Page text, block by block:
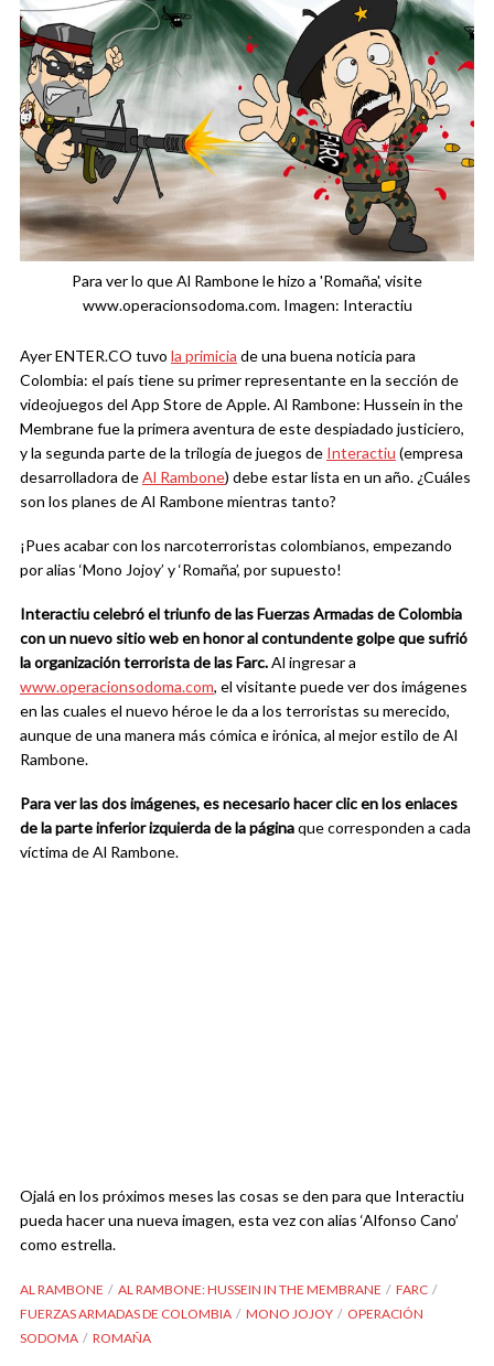
Para ver lo que Al Rambone le hizo a 'Romaña', visite
www.operacionsodoma.com. Imagen: Interactiu
Ayer ENTER.CO tuvo la primicia de una buena noticia para
Colombia: el país tiene su primer representante en la sección de
videojuegos del App Store de Apple. Al Rambone: Hussein in the
Membrane fue la primera aventura de este despiadado justiciero,
y la segunda parte de la trilogía de juegos de Interactiu (empresa
desarrolladora deAl Rambone) debe estar lista en un año. ¿Cuáles
son los planes de Al Rambone mientras tanto?
¡Pues acabar con los narcoterroristas colombianos, empezando
por alias ‘Mono Jojoy’ y ‘Romaña’, por supuesto!
Interactiu celebró el triunfo de las Fuerzas Armadas de Colombia
con un nuevo sitio web en honor al contundente golpe que sufrió
la organización terrorista de las Farc.Al ingresar a
www.operacionsodoma.com, el visitante puede ver dos imágenes
en las cuales el nuevo héroe le da a los terroristas su merecido,
aunque de una manera más cómica e irónica, al mejor estilo de Al
Rambone.
Para ver las dos imágenes, es necesario hacer clic en los enlaces
de la parte inferior izquierda de la páginaque corresponden a cada
víctima de Al Rambone.
Ojalá en los próximos meses las cosas se den para que Interactiu
pueda hacer una nueva imagen, esta vez con alias ‘Alfonso Cano’
como estrella.
AL RAMBONE AL RAMBONE: HUSSEIN IN THE MEMBRANE
FARC
FUERZAS ARMADAS DE COLOMBIA
MONO JOJOY
OPERACIÓN
SODOMA
ROMAÑA